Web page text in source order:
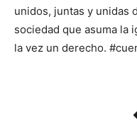
unidos, juntas y unidas
sociedad que asuma la
la vez un derecho.